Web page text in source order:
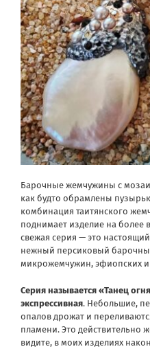
Барочные жемчужины с
как будто обрамлены
комбинация таитянского
поднимает изделие на более
свежая серия — это
нежный персиковый
микрожемчужин, эфиопских и
Серия называется «Танец
экспрессивная. Небольшие,
опалов дрожат и
пламени. Это действительно
видите, в моих изделиях